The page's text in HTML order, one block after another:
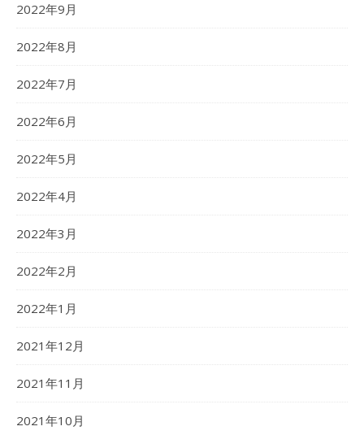
2022年9月
2022年8月
2022年7月
2022年6月
2022年5月
2022年4月
2022年3月
2022年2月
2022年1月
2021年12月
2021年11月
2021年10月